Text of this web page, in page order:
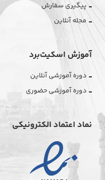
پیگیری سفارش
مجله آنلاین
آموزش اسکیت‌برد
دوره آموزشی آنلاین
دوره آموزشی حضوری
نماد اعتماد الکترونیکی